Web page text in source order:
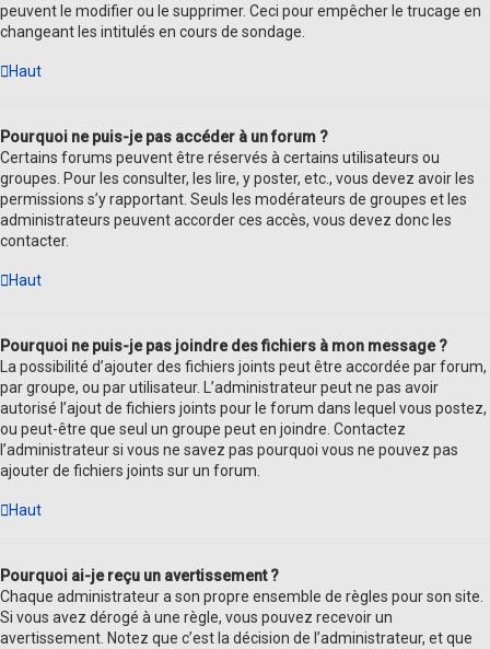
peuvent le modifier ou le supprimer. Ceci pour empêcher le trucage en
changeant les intitulés en cours de sondage.
Haut
Pourquoi ne puis-je pas accéder à un forum ?
Certains forums peuvent être réservés à certains utilisateurs ou
groupes. Pour les consulter, les lire, y poster, etc., vous devez avoir les
permissions s’y rapportant. Seuls les modérateurs de groupes et les
administrateurs peuvent accorder ces accès, vous devez donc les
contacter.
Haut
Pourquoi ne puis-je pas joindre des fichiers à mon message ?
La possibilité d’ajouter des fichiers joints peut être accordée par forum,
par groupe, ou par utilisateur. L’administrateur peut ne pas avoir
autorisé l’ajout de fichiers joints pour le forum dans lequel vous postez,
ou peut-être que seul un groupe peut en joindre. Contactez
l’administrateur si vous ne savez pas pourquoi vous ne pouvez pas
ajouter de fichiers joints sur un forum.
Haut
Pourquoi ai-je reçu un avertissement ?
Chaque administrateur a son propre ensemble de règles pour son site.
Si vous avez dérogé à une règle, vous pouvez recevoir un
avertissement. Notez que c’est la décision de l’administrateur, et que